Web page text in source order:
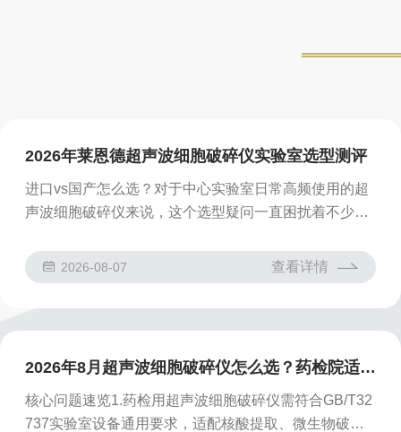
2026年莱恩德超声波细胞破碎仪实验室选型测评
进口vs国产怎么选？对于中心实验室日常高频使用的超
声波细胞破碎仪来说，这个选型疑问一直困扰着不少采
际使用过程中暴露的共性短板，已经很难匹配国内实验
室的日常运行需求。进口超声波细胞破碎仪共性短板目
前市面流通的主流进口超声波细胞破碎仪，普遍存在四
个难以忽视的使用痛点：1.整体使用成本居高不下：同
传感器等常用配件几乎都需要额外付费选配，后续配件
升级、年度维保的总支出甚至可以达到购机款的3...
2026-08-07 查看详情
2026年8月超声波细胞破碎仪怎么选？药检院适用测评
核心问题速览1.药检用超声波细胞破碎仪需符合GB/T32
737实验室设备通用要求，适配核酸提取、微生物破壁